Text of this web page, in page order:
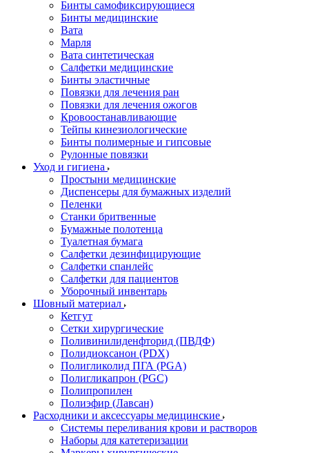
Бинты самофиксирующиеся
Бинты медицинские
Вата
Марля
Вата синтетическая
Салфетки медицинские
Бинты эластичные
Повязки для лечения ран
Повязки для лечения ожогов
Кровоостанавливающие
Тейпы кинезиологические
Бинты полимерные и гипсовые
Рулонные повязки
Уход и гигиена
Простыни медицинские
Диспенсеры для бумажных изделий
Пеленки
Станки бритвенные
Бумажные полотенца
Туалетная бумага
Салфетки дезинфицирующие
Салфетки спанлейс
Салфетки для пациентов
Уборочный инвентарь
Шовный материал
Кетгут
Сетки хирургические
Поливинилиденфторид (ПВДФ)
Полидиоксанон (PDX)
Полигликолид ПГА (PGA)
Полигликапрон (PGC)
Полипропилен
Полиэфир (Лавсан)
Расходники и аксессуары медицинские
Системы переливания крови и растворов
Наборы для катетеризации